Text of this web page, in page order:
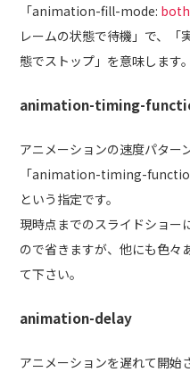
「animation-fill-mode: both
レームの状態で待機」で、「
態でストップ」を意味します。
animation-timing-
アニメーションの速度パター
「animation-timing-
という指定です。
現時点までのスライドショー
ので省きますが、他にも色々
て下さい。
animation-delay
アニメーションを遅れて開始